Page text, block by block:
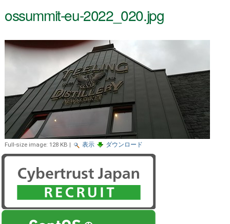
ossummit-eu-2022_020.jpg
Full-size image: 128 KB | 表示 ダウンロード